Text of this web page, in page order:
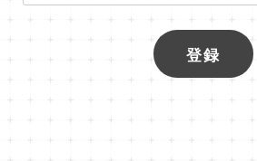
登録